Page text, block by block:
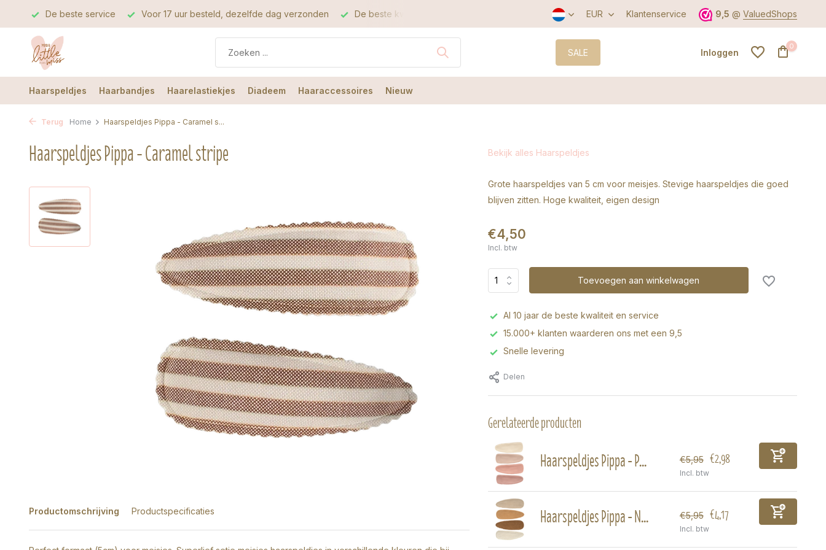
De beste service Voor 17 uur besteld, dezelfde dag verzonden De beste kwaliteit EUR Klantenservice 9,5 @ ValuedShops
SALE Inloggen
0
Haarspeldjes Haarbandjes Haarelastiekjes Diadeem Haaraccessoires Nieuw
Terug Home Haarspeldjes Pippa - Caramel s...
Haarspeldjes Pippa - Caramel stripe
Productomschrijving Productspecificaties
Bekijk alles Haarspeldjes
Grote haarspeldjes van 5 cm voor meisjes. Stevige haarspeldjes die goed
blijven zitten. Hoge kwaliteit, eigen design
€4,50
Incl. btw
Toevoegen aan winkelwagen
Al 10 jaar de beste kwaliteit en service
15.000+ klanten waarderen ons met een 9,5
Snelle levering
Delen
Gerelateerde producten
Haarspeldjes Pippa - P... €5,95 €2,98
Incl. btw
Haarspeldjes Pippa - N... €5,95 €4,17
Incl. btw